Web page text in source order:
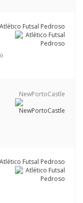
Atlético Futsal Pedroso
NewPortoCastle
Atlético Futsal Pedroso